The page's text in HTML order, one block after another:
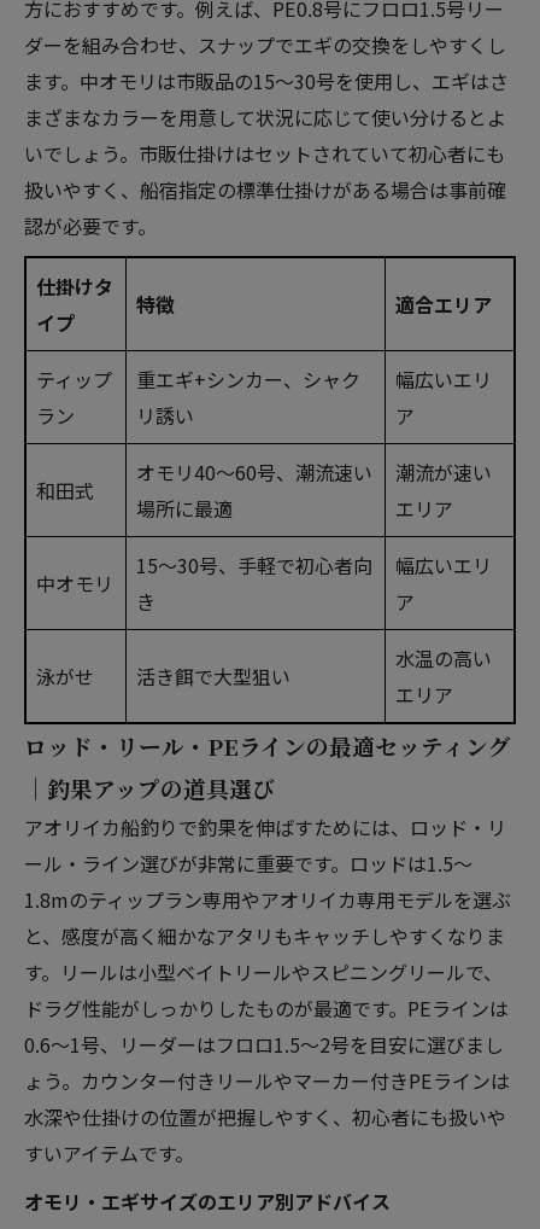
方におすすめです。例えば、PE0.8号にフロロ1.5号リー
ダーを組み合わせ、スナップでエギの交換をしやすくし
ます。中オモリは市販品の15～30号を使用し、エギはさ
まざまなカラーを用意して状況に応じて使い分けるとよ
いでしょう。市販仕掛けはセットされていて初心者にも
扱いやすく、船宿指定の標準仕掛けがある場合は事前確
認が必要です。
仕掛けタ
イプ
特徴 適合エリア
ティップ
ラン
重エギ+シンカー、シャク
リ誘い
幅広いエリ
ア
和田式
オモリ40～60号、潮流速い
場所に最適
潮流が速い
エリア
中オモリ
15～30号、手軽で初心者向
き
幅広いエリ
ア
泳がせ 活き餌で大型狙い
水温の高い
エリア
ロッド・リール・PEラインの最適セッティング
｜釣果アップの道具選び
アオリイカ船釣りで釣果を伸ばすためには、ロッド・リ
ール・ライン選びが非常に重要です。ロッドは1.5～
1.8mのティップラン専用やアオリイカ専用モデルを選ぶ
と、感度が高く細かなアタリもキャッチしやすくなりま
す。リールは小型ベイトリールやスピニングリールで、
ドラグ性能がしっかりしたものが最適です。PEラインは
0.6～1号、リーダーはフロロ1.5～2号を目安に選びまし
ょう。カウンター付きリールやマーカー付きPEラインは
水深や仕掛けの位置が把握しやすく、初心者にも扱いや
すいアイテムです。
オモリ・エギサイズのエリア別アドバイス